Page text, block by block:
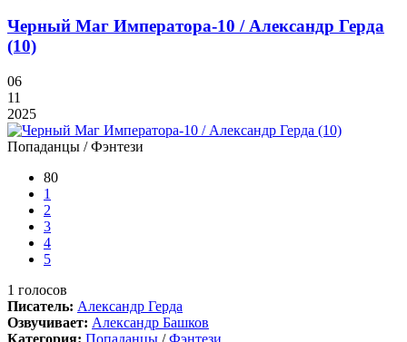
Черный Маг Императора-10 / Александр Герда
(10)
06
11
2025
Попаданцы / Фэнтези
80
1
2
3
4
5
1 голосов
Писатель: Александр Герда
Озвучивает: Александр Башков
Категория: Попаданцы /Фэнтези